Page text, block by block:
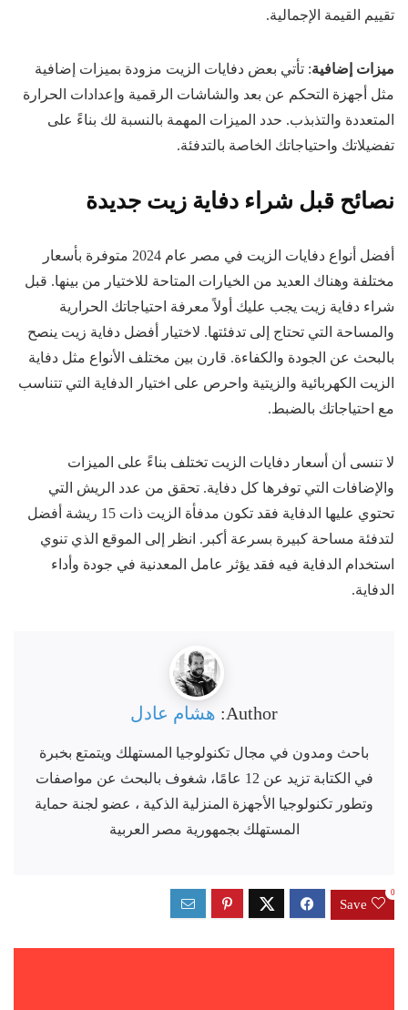
تقييم القيمة الإجمالية.
ميزات إضافية: تأتي بعض دفايات الزيت مزودة بميزات إضافية
مثل أجهزة التحكم عن بعد والشاشات الرقمية وإعدادات الحرارة
المتعددة والتذبذب. حدد الميزات المهمة بالنسبة لك بناءً على
تفضيلاتك واحتياجاتك الخاصة بالتدفئة.
نصائح قبل شراء دفاية زيت جديدة
أفضل أنواع دفايات الزيت في مصر عام 2024 متوفرة بأسعار
مختلفة وهناك العديد من الخيارات المتاحة للاختيار من بينها. قبل
شراء دفاية زيت يجب عليك أولاً معرفة احتياجاتك الحرارية
والمساحة التي تحتاج إلى تدفئتها. لاختيار أفضل دفاية زيت ينصح
بالبحث عن الجودة والكفاءة. قارن بين مختلف الأنواع مثل دفاية
الزيت الكهربائية والزيتية واحرص على اختيار الدفاية التي تتناسب
مع احتياجاتك بالضبط.
لا تنسى أن أسعار دفايات الزيت تختلف بناءً على الميزات
والإضافات التي توفرها كل دفاية. تحقق من عدد الريش التي
تحتوي عليها الدفاية فقد تكون مدفأة الزيت ذات 15 ريشة أفضل
لتدفئة مساحة كبيرة بسرعة أكبر. انظر إلى الموقع الذي تنوي
استخدام الدفاية فيه فقد يؤثر عامل المعدنية في جودة وأداء
الدفاية.
Author: هشام عادل
باحث ومدون في مجال تكنولوجيا المستهلك ويتمتع بخبرة
في الكتابة تزيد عن 12 عامًا، شغوف بالبحث عن مواصفات
وتطور تكنولوجيا الأجهزة المنزلية الذكية ، عضو لجنة حماية
المستهلك بجمهورية مصر العربية
Save
0